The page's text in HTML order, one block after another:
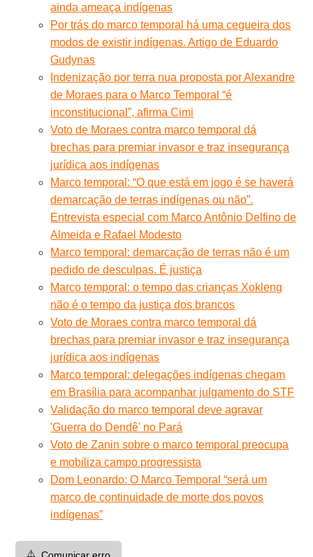
ainda ameaça indígenas
Por trás do marco temporal há uma cegueira dos
modos de existir indígenas. Artigo de Eduardo
Gudynas
Indenização por terra nua proposta por Alexandre
de Moraes para o Marco Temporal “é
inconstitucional”, afirma Cimi
Voto de Moraes contra marco temporal dá
brechas para premiar invasor e traz insegurança
jurídica aos indígenas
Marco temporal: “O que está em jogo é se haverá
demarcação de terras indígenas ou não”.
Entrevista especial com Marco Antônio Delfino de
Almeida e Rafael Modesto
Marco temporal: demarcação de terras não é um
pedido de desculpas. É justiça
Marco temporal: o tempo das crianças Xokleng
não é o tempo da justiça dos brancos
Voto de Moraes contra marco temporal dá
brechas para premiar invasor e traz insegurança
jurídica aos indígenas
Marco temporal: delegações indígenas chegam
em Brasília para acompanhar julgamento do STF
Validação do marco temporal deve agravar
'Guerra do Dendê' no Pará
Voto de Zanin sobre o marco temporal preocupa
e mobiliza campo progressista
Dom Leonardo: O Marco Temporal “será um
marco de continuidade de morte dos povos
indígenas”
⚠️ Comunicar erro